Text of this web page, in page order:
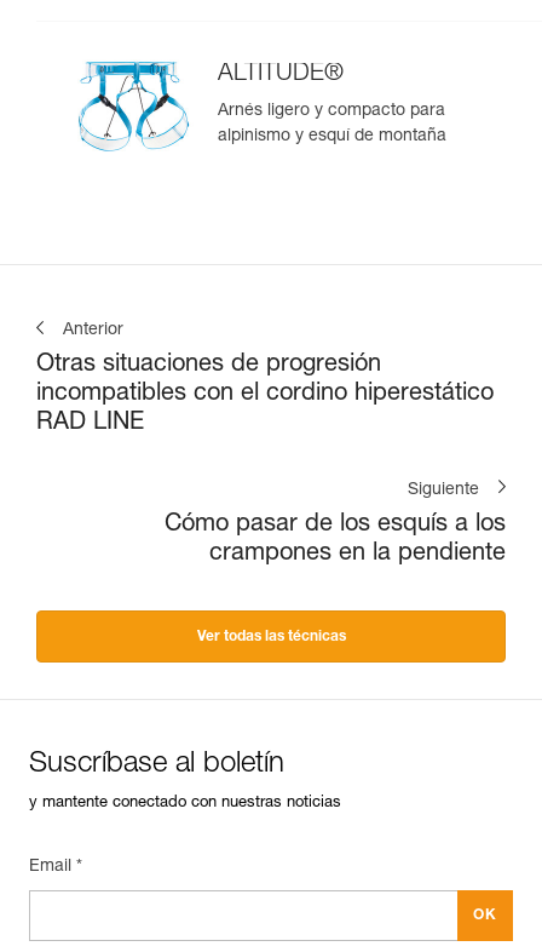
ALTITUDE®
Arnés ligero y compacto para
alpinismo y esquí de montaña
Anterior
Otras situaciones de progresión
incompatibles con el cordino hiperestático
RAD LINE
Siguiente
Cómo pasar de los esquís a los
crampones en la pendiente
Ver todas las técnicas
Suscríbase al boletín
y mantente conectado con nuestras noticias
Email *